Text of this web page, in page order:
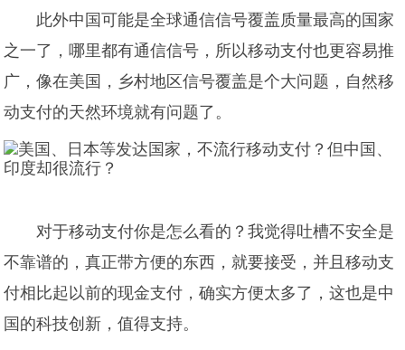
此外中国可能是全球通信信号覆盖质量最高的国家
之一了，哪里都有通信信号，所以移动支付也更容易推
广，像在美国，乡村地区信号覆盖是个大问题，自然移
动支付的天然环境就有问题了。
对于移动支付你是怎么看的？我觉得吐槽不安全是
不靠谱的，真正带方便的东西，就要接受，并且移动支
付相比起以前的现金支付，确实方便太多了，这也是中
国的科技创新，值得支持。